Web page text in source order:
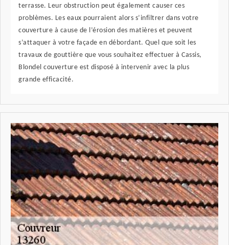
terrasse. Leur obstruction peut également causer ces
problèmes. Les eaux pourraient alors s’infiltrer dans votre
couverture à cause de l’érosion des matières et peuvent
s’attaquer à votre façade en débordant. Quel que soit les
travaux de gouttière que vous souhaitez effectuer à Cassis,
Blondel couverture est disposé à intervenir avec la plus
grande efficacité.